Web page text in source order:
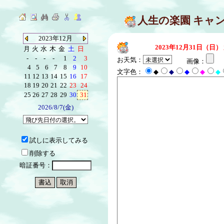
人生の楽園 キャ
2023年12月
月 火 水 木 金 土 日
-
- - - 1 2
3
4
5 6 7 8 9
10
11 12 13 14 15 16
17
18 19 20 21 22 23 24
25 26 27 28 29 30 31
2026/8/7(金)
試しに表示してみる
削除する
暗証番号：
2023年12月31日（日）
お天気：
画像：
文字色：
◆ ◆ ◆ ◆ ◆